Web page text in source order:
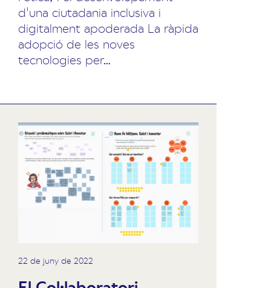
d'una ciutadania inclusiva i
digitalment apoderada La ràpida
adopció de les noves
tecnologies per…
22 de juny de 2022